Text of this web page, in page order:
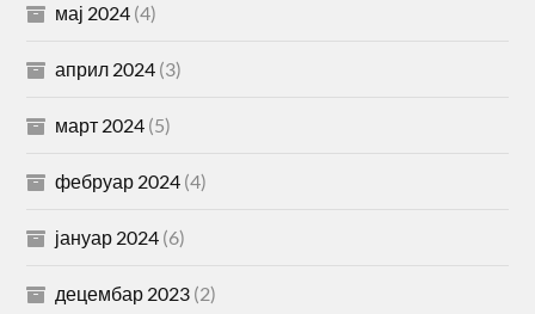
мај 2024 (4)
април 2024 (3)
март 2024 (5)
фебруар 2024 (4)
јануар 2024 (6)
децембар 2023 (2)